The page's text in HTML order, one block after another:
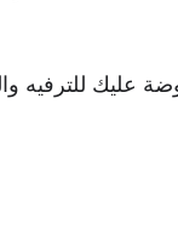
عليك للترفيه